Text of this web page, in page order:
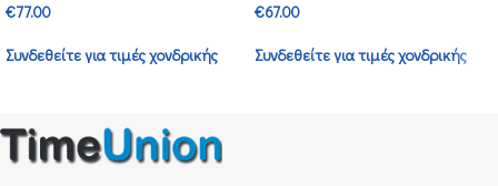
€77.00
Συνδεθείτε για τιμές χονδρικής
€67.00
Συνδεθείτε για τιμές χονδρικής